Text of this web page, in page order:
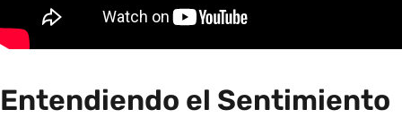
Entendiendo el Sentimiento